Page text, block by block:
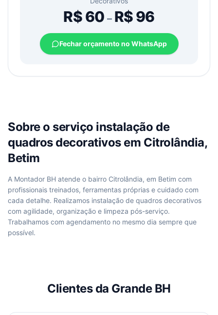
R$60 –R$96
Fechar orçamento no WhatsApp
Sobre o serviço instalação de
quadros decorativosem Citrolândia,
Betim
A Montador BH atende o bairro Citrolândia, em Betim com
profissionais treinados, ferramentas próprias e cuidado com
cada detalhe. Realizamos instalação de quadros decorativos
com agilidade, organização e limpeza pós-serviço.
Trabalhamos com agendamento no mesmo dia sempre que
possível.
Clientes da Grande BH